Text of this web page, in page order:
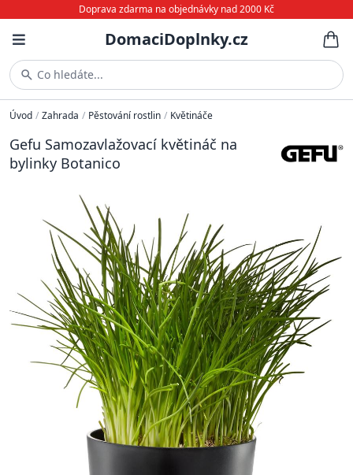
Doprava zdarma na objednávky nad 2000 Kč
DomaciDoplnky.cz
Co hledáte...
Úvod / Zahrada / Pěstování rostlin / Květináče
Gefu Samozavlažovací květináč na
bylinky Botanico